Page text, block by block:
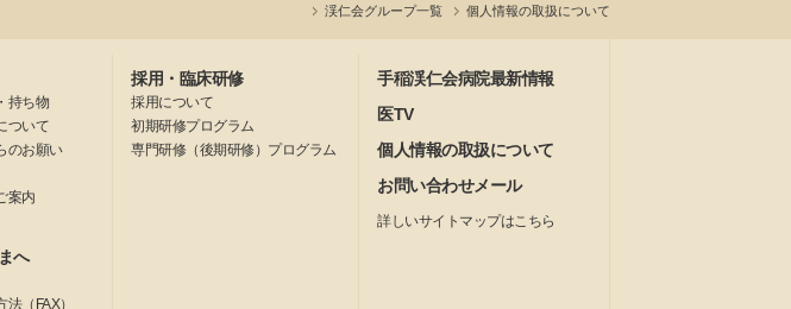
渓仁会グループ一覧 個人情報の取扱について
持ち物
ついて
のお願い
案内
へ
（FAX）
採用・臨床研修
採用について
初期研修プログラム
専門研修（後期研修）プログラム
手稲渓仁会病院最新情報
医TV
個人情報の取扱について
お問い合わせメール
詳しいサイトマップはこちら